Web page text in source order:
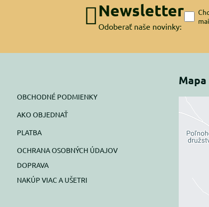
Newsletter
Odoberať naše novinky:
OBCHODNÉ PODMIENKY
AKO OBJEDNAŤ
PLATBA
OCHRANA OSOBNÝCH ÚDAJOV
DOPRAVA
NAKÚP VIAC A UŠETRI
Mapa